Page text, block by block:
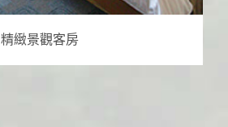
精緻景觀客房